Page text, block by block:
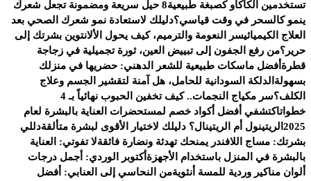
تستخدمين الكاكاو كصبغة طبيعية
8 حيل سريعة ومضمونة تجعل شعرك
ينمو كالسحر في وقت قياسي؟دليلك لاستعادة نمو شعرك الصحي بعد
العلاج الكيميائيسر النعومة والترميم، كيف يحول الألانتوين بشرتك إلى
حرير؟من رفع الجفون إلى تبييض العين، ثورة تجميلية في زجاجة
قطرة أفضل ماسكات طبيعية للشعر الدهني: حضريها في منزلك
بسهولة الدلكة السودانية للحامل، هل آمنة لتقشير الجسم وعلاج
الكلف؟
سر مكياج النجمات.. كيف تخفين الحبوب نهائياً بـ 4
خطواتاكتشفي أفضل أكواد خصم لمستحضرات العناية بالبشرة لعام
2025 الريتينول أم الريتينال؟ دليلك لاختيار الأقوى لبشرة متألقةدللي
بشرتك: مساج اللافندر يمنحك تهدئة ونضارة فائقةلا تفوتي: العناية
بالبشرة في المنزل باستخدام الأجهزة أكتوبر الوردي: أجمل درجات
ألوان مناكير وردية للمسة أنثويةمن النحاسي إلى العنابي: أفضل